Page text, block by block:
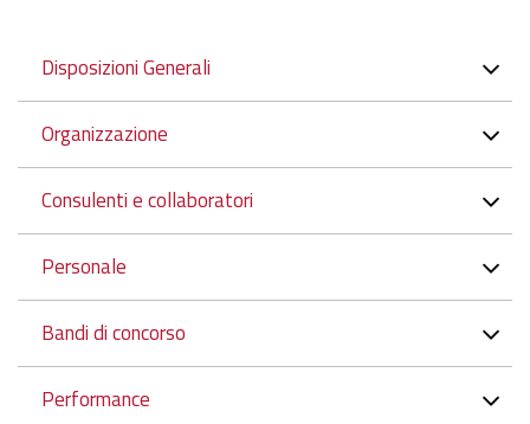
Navigazione
Disposizioni Generali
Organizzazione
Consulenti e collaboratori
Personale
Bandi di concorso
Performance